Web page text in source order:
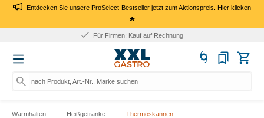
Entdecken Sie unsere ProSelect-Bestseller jetzt zum Aktionspreis.Hier klicken
*
Für Firmen: Kauf auf Rechnung
nach Produkt, Art.-Nr., Marke suchen
Warmhalten Heißgetränke Thermoskannen